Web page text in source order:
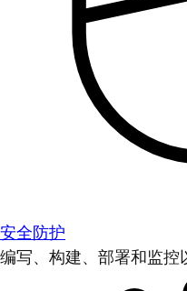
安全防护
编写、构建、部署和监控